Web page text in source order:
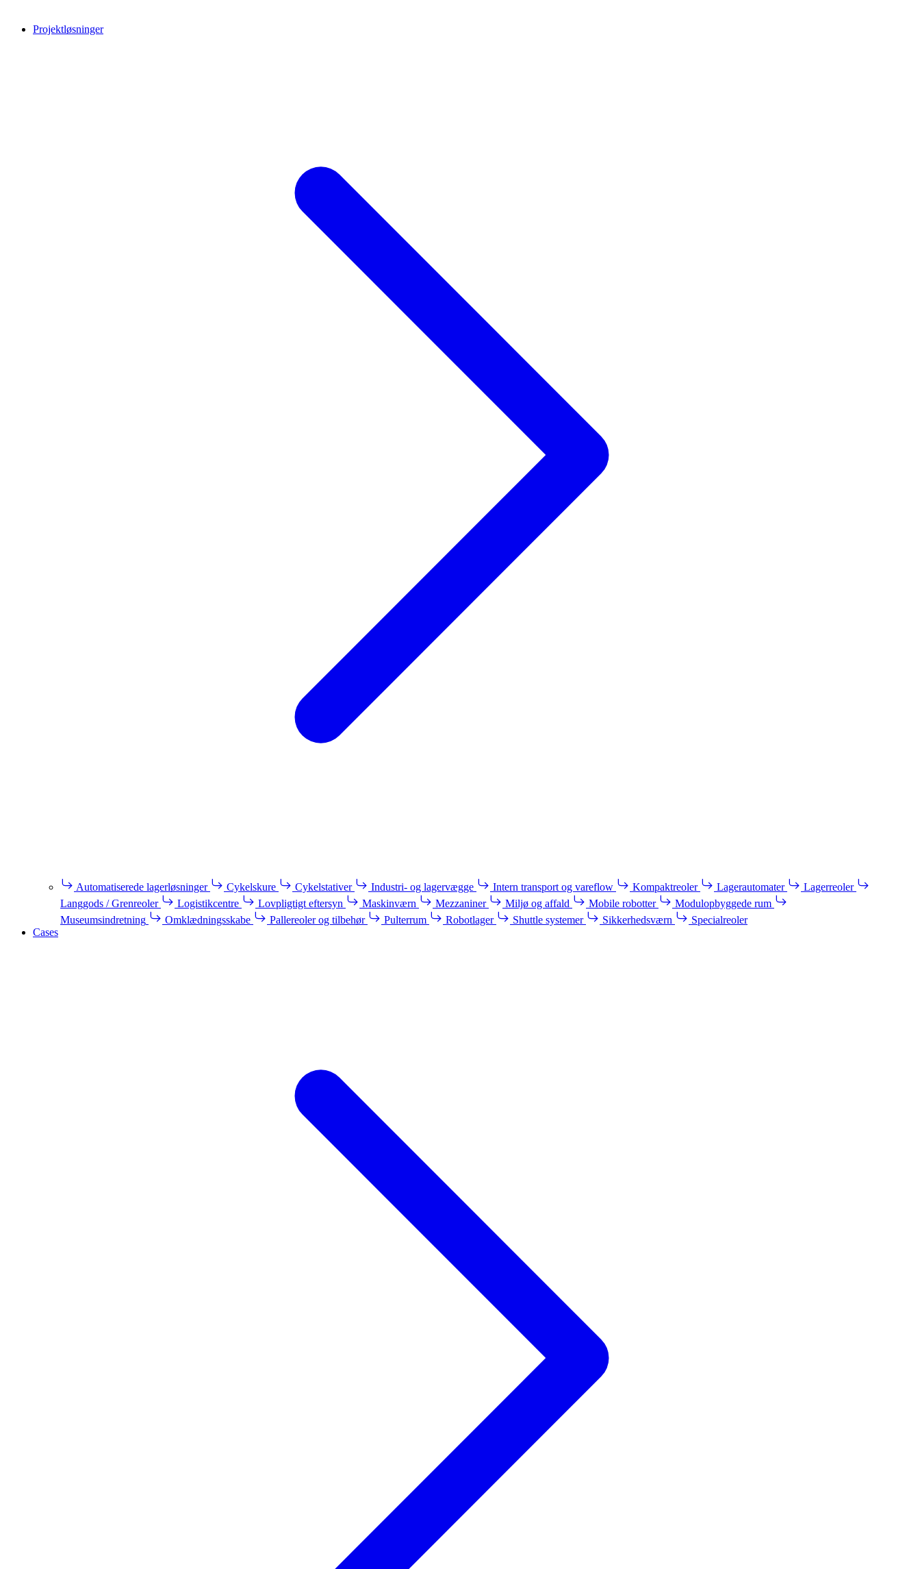
Projektløsninger
Automatiserede lagerløsninger Cykelskure Cykelstativer Industri- og lagervægge Intern transport og vareflow Kompaktreoler Lagerautomater
Lagerreoler
Langgods / Grenreoler
Logistikcentre Lovpligtigt eftersyn Maskinværn Mezzaniner Miljø og affald Mobile robotter
Modulopbyggede rum
Museumsindretning
Omklædningsskabe Pallereoler og tilbehør Pulterrum Robotlager Shuttle systemer Sikkerhedsværn
Specialreoler
Cases